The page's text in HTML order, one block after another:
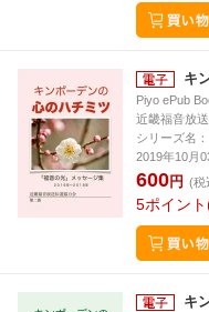
キ
Piyo ePub
近畿福音放
シリーズ名：
2019年10月
600円 (税
5ポイント
キ